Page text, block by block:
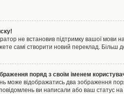
не встановив підтримку вашої
самі створити новий переклад.
поряд з своїм іменем
може відображатись два зображення
повідомлень ви написали або ваш статус